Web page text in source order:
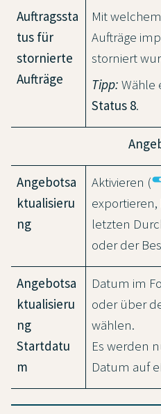
Auftragssta
tus für
stornierte
Aufträge
Mit welchem
Aufträge
storniert
Tipp: Wähle
Status 8.
Angebotsa
ktualisieru
ng
Aktivieren (
letzten
oder der
Angebotsa
ktualisieru
ng
Startdatu
m
Datum im
oder über
wählen.
Es werden
Datum auf